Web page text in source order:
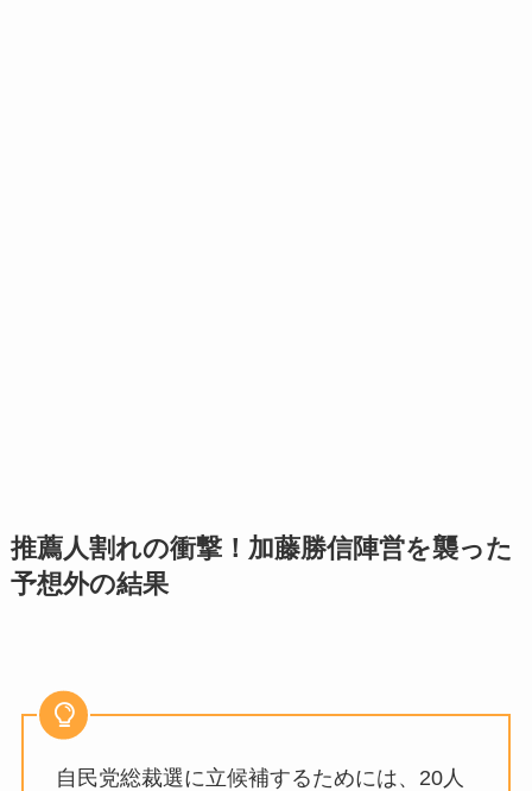
推薦人割れの衝撃！加藤勝信陣営を襲った
予想外の結果
自民党総裁選に立候補するためには、20人